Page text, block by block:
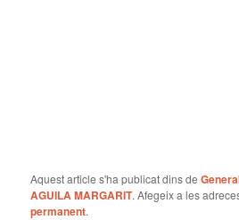
Aquest article s'ha publicat dins de
AGUILA MARGARIT. Afegeix a les
permanent.